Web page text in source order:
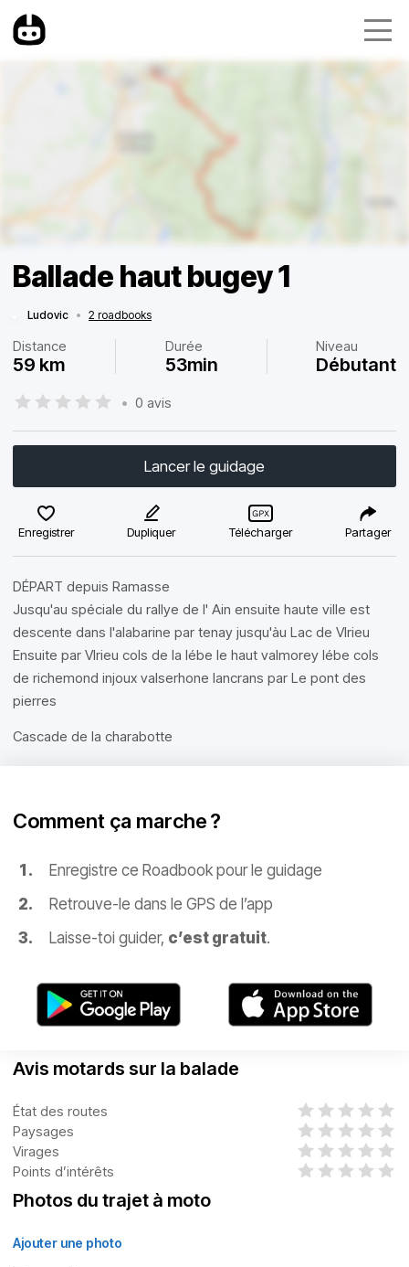
Ballade haut bugey 1
Ludovic • 2 roadbooks
Distance
59 km
Durée
53min
Niveau
Débutant
• 0 avis
Lancer le guidage
Enregistrer Dupliquer Télécharger Partager
DÉPART depuis Ramasse
Jusqu'au spéciale du rallye de l' Ain ensuite haute ville est
descente dans l'alabarine par tenay jusqu'àu Lac de VIrieu
Ensuite par VIrieu cols de la lébe le haut valmorey lébe cols
de richemond injoux valserhone lancrans par Le pont des
pierres
Cascade de la charabotte
Comment ça marche ?
Enregistre ce Roadbook pour le guidage
Retrouve-le dans le GPS de l’app
Laisse-toi guider, c’est gratuit.
Avis motards sur la balade
État des routes
Paysages
Virages
Points d’intérêts
Photos du trajet à moto
Ajouter une photo